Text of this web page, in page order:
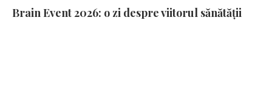
Brain Event 2026: o zi despre viitorul sănătății